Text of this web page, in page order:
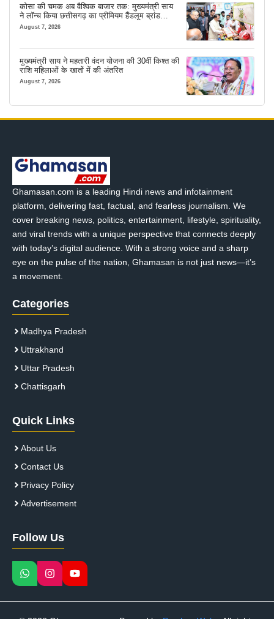
कोसा की चमक अब वैश्विक बाजार तक: मुख्यमंत्री साय
ने लॉन्च किया छत्तीसगढ़ का प्रीमियम हैंडलूम ब्रांड
‘कोशल फैब’
August 7, 2026
मुख्यमंत्री साय ने महतारी वंदन योजना की 30वीं किश्त की
राशि महिलाओं के खातों में की अंतरित
August 7, 2026
Ghamasan.com is a leading Hindi news and infotainment
platform, delivering fast, factual, and fearless journalism. We
cover breaking news, politics, entertainment, lifestyle, spirituality,
and viral trends with a unique perspective that connects deeply
with today’s digital audience. With a strong voice and a sharp
eye on the pulse of the nation, Ghamasan is not just news—it’s
a movement.
Categories
Madhya Pradesh
Uttrakhand
Uttar Pradesh
Chattisgarh
Quick Links
About Us
Contact Us
Privacy Policy
Advertisement
Follow Us